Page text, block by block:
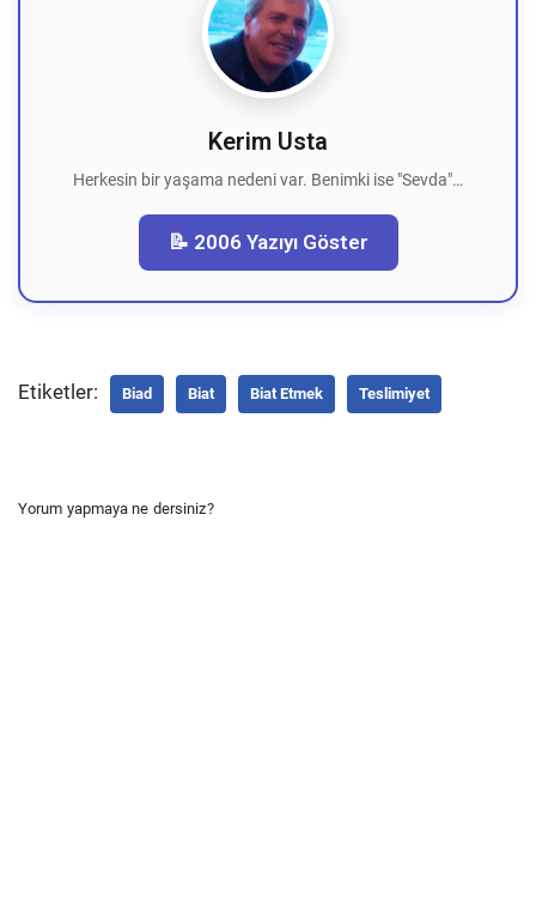
Kerim Usta
Herkesin bir yaşama nedeni var. Benimki ise "Sevda"…
📝 2006 Yazıyı Göster
Etiketler: Biad Biat Biat Etmek Teslimiyet
Yorum yapmaya ne dersiniz?